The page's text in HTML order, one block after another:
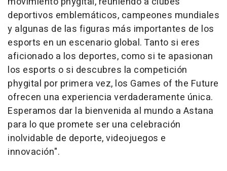
deportivos emblemáticos, campeones mundiales
y algunas de las figuras más importantes de los
esports en un escenario global. Tanto si eres
aficionado a los deportes, como si te apasionan
los esports o si descubres la competición
phygital por primera vez, los Games of the Future
ofrecen una experiencia verdaderamente única.
Esperamos dar la bienvenida al mundo a Astana
para lo que promete ser una celebración
inolvidable de deporte, videojuegos e
innovación".